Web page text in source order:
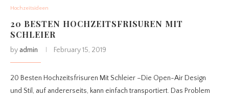
Hochzeitsideen
20 BESTEN HOCHZEITSFRISUREN MIT
SCHLEIER
by admin February 15, 2019
20 Besten Hochzeitsfrisuren Mit Schleier –Die Open-Air Design
und Stil, auf andererseits, kann einfach transportiert. Das Problem